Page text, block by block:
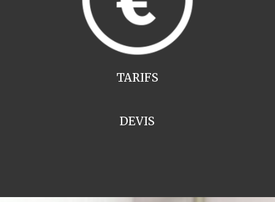
TARIFS
DEVIS